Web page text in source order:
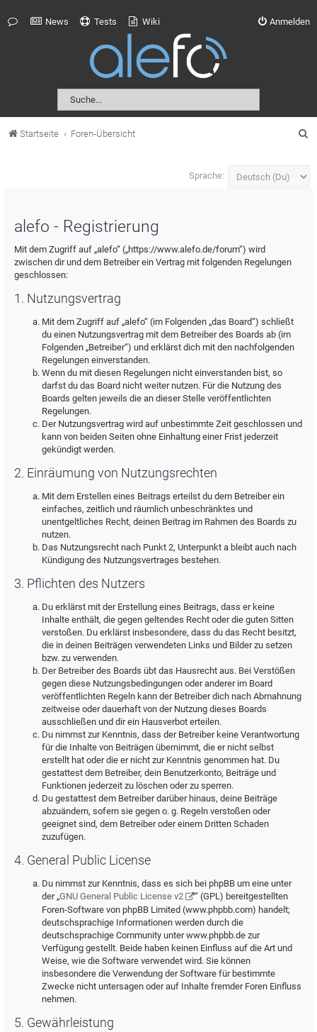
News Tests Wiki Anmelden
Startseite Foren-Übersicht
Sprache:
alefo - Registrierung
Mit dem Zugriff auf „alefo“ („https://www.alefo.de/forum“) wird
zwischen dir und dem Betreiber ein Vertrag mit folgenden Regelungen
geschlossen:
1. Nutzungsvertrag
Mit dem Zugriff auf „alefo“ (im Folgenden „das Board“) schließt
du einen Nutzungsvertrag mit dem Betreiber des Boards ab (im
Folgenden „Betreiber“) und erklärst dich mit den nachfolgenden
Regelungen einverstanden.
Wenn du mit diesen Regelungen nicht einverstanden bist, so
darfst du das Board nicht weiter nutzen. Für die Nutzung des
Boards gelten jeweils die an dieser Stelle veröffentlichten
Regelungen.
Der Nutzungsvertrag wird auf unbestimmte Zeit geschlossen und
kann von beiden Seiten ohne Einhaltung einer Frist jederzeit
gekündigt werden.
2. Einräumung von Nutzungsrechten
Mit dem Erstellen eines Beitrags erteilst du dem Betreiber ein
einfaches, zeitlich und räumlich unbeschränktes und
unentgeltliches Recht, deinen Beitrag im Rahmen des Boards zu
nutzen.
Das Nutzungsrecht nach Punkt 2, Unterpunkt a bleibt auch nach
Kündigung des Nutzungsvertrages bestehen.
3. Pflichten des Nutzers
Du erklärst mit der Erstellung eines Beitrags, dass er keine
Inhalte enthält, die gegen geltendes Recht oder die guten Sitten
verstoßen. Du erklärst insbesondere, dass du das Recht besitzt,
die in deinen Beiträgen verwendeten Links und Bilder zu setzen
bzw. zu verwenden.
Der Betreiber des Boards übt das Hausrecht aus. Bei Verstößen
gegen diese Nutzungsbedingungen oder anderer im Board
veröffentlichten Regeln kann der Betreiber dich nach Abmahnung
zeitweise oder dauerhaft von der Nutzung dieses Boards
ausschließen und dir ein Hausverbot erteilen.
Du nimmst zur Kenntnis, dass der Betreiber keine Verantwortung
für die Inhalte von Beiträgen übernimmt, die er nicht selbst
erstellt hat oder die er nicht zur Kenntnis genommen hat. Du
gestattest dem Betreiber, dein Benutzerkonto, Beiträge und
Funktionen jederzeit zu löschen oder zu sperren.
Du gestattest dem Betreiber darüber hinaus, deine Beiträge
abzuändern, sofern sie gegen o. g. Regeln verstoßen oder
geeignet sind, dem Betreiber oder einem Dritten Schaden
zuzufügen.
4. General Public License
Du nimmst zur Kenntnis, dass es sich bei phpBB um eine unter
der „GNU General Public License v2
“ (GPL) bereitgestellten
Foren-Software von phpBB Limited (www.phpbb.com) handelt;
deutschsprachige Informationen werden durch die
deutschsprachige Community unter www.phpbb.de zur
Verfügung gestellt. Beide haben keinen Einfluss auf die Art und
Weise, wie die Software verwendet wird. Sie können
insbesondere die Verwendung der Software für bestimmte
Zwecke nicht untersagen oder auf Inhalte fremder Foren Einfluss
nehmen.
5. Gewährleistung